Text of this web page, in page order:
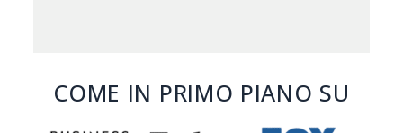
COME IN PRIMO PIANO SU